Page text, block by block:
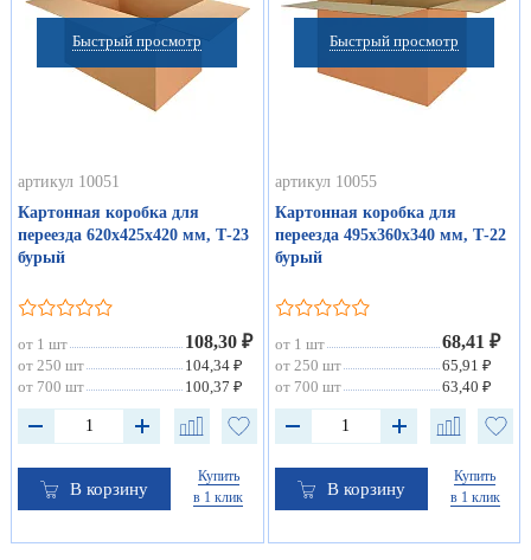
Быстрый просмотр
артикул 10051
Картонная коробка для
переезда 620х425х420 мм, Т-23
бурый
от 1 шт 108,30 ₽
от 250 шт
104,34 ₽
от 700 шт
100,37 ₽
В корзину
Купить
в 1 клик
Быстрый просмотр
артикул 10055
Картонная коробка для
переезда 495х360х340 мм, Т-22
бурый
от 1 шт 68,41 ₽
от 250 шт
65,91 ₽
от 700 шт
63,40 ₽
В корзину
Купить
в 1 клик